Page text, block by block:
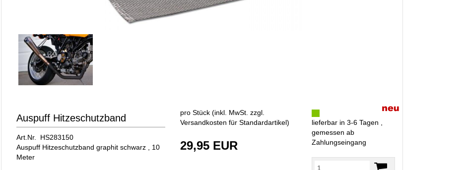
Auspuff Hitzeschutzband
Art.Nr. HS283150
Auspuff Hitzeschutzband graphit schwarz , 10
Meter
pro Stück (inkl. MwSt. zzgl.
Versandkosten für Standardartikel)
29,95 EUR
lieferbar in 3-6 Tagen ,
gemessen ab
Zahlungseingang